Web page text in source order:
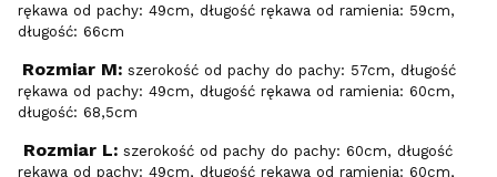
rękawa od pachy: 49cm, długość rękawa od ramienia: 59cm,
długość: 66cm
Rozmiar M: szerokość od pachy do pachy: 57cm, długość
rękawa od pachy: 49cm, długość rękawa od ramienia: 60cm,
długość: 68,5cm
Rozmiar L: szerokość od pachy do pachy: 60cm, długość
rękawa od pachy: 49cm, długość rękawa od ramienia: 60cm,